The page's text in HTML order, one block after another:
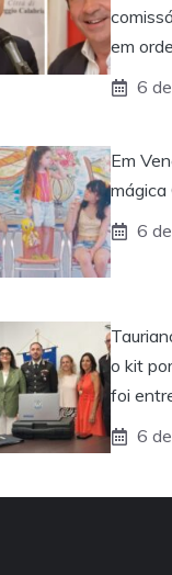
em
6
Em
mágica
6
o kit
foi
6